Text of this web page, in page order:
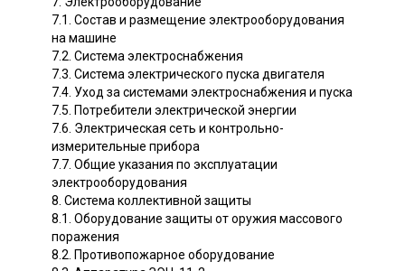
7.1. Состав и размещение электрооборудования
на машине
7.2. Система электроснабжения
7.3. Система электрического пуска двигателя
7.4. Уход за системами электроснабжения и пуска
7.5. Потребители электрической энергии
7.6. Электрическая сеть и контрольно-
измерительные прибора
7.7. Общие указания по эксплуатации
электрооборудования
8. Система коллективной защиты
8.1. Оборудование защиты от оружия массового
поражения
8.2. Противопожарное оборудование